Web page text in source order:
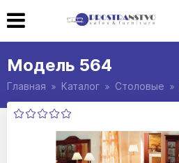
Модель 564
Главная Каталог Столовые